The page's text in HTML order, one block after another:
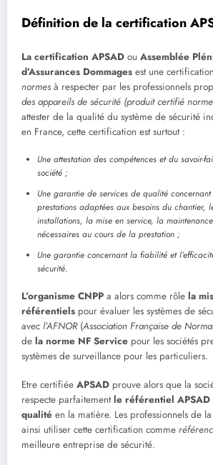
Définition de la certification
La certification APSAD ou Assemblée
d’Assurances Dommages est une
normes à respecter par les professionnels
des appareils de sécurité (produit certifié
attester de la qualité du système de sécurité
en France, cette certification est surtout :
Une attestation des compétences et du savoir-
société ;
Une garantie de services de qualité
prestations adaptées aux besoins du chantier,
installations, la mise en service, la
nécessaires au cours de la prestation ;
Une garantie concernant la fiabilité et
sécurité.
L’organisme CNPP a alors comme rôle la
référentiels pour évaluer les systèmes de
avec l’AFNOR(Association Française de
de la norme NF Service pour les sociétés
systèmes de surveillance pour les particuliers.
Etre certifiée APSAD prouve alors que la
respecte parfaitementle référentiel APSAD
qualité en la matière. Les professionnels de
ainsi utiliser cette certification comme
meilleure entreprise de sécurité.